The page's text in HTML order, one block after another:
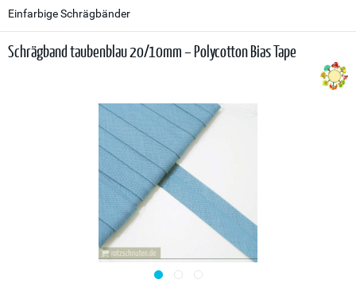
Einfarbige Schrägbänder
Schrägband taubenblau 20/10mm – Polycotton Bias Tape